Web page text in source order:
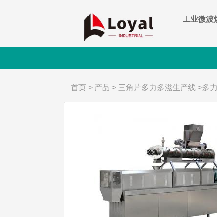
工业微波
首页 > 产品 > 三角片多力多滋生产线 >多